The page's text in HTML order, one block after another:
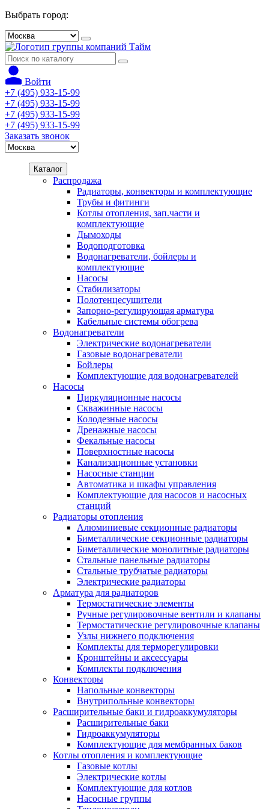
Выбрать город:
Войти
+7 (495) 933-15-99
+7 (495) 933-15-99
+7 (495) 933-15-99
+7 (495) 933-15-99
Заказать звонок
Каталог
Распродажа
Радиаторы, конвекторы и комплектующие
Трубы и фитинги
Котлы отопления, зап.части и
комплектующие
Дымоходы
Водоподготовка
Водонагреватели, бойлеры и
комплектующие
Насосы
Стабилизаторы
Полотенцесушители
Запорно-регулирующая арматура
Кабельные системы обогрева
Водонагреватели
Электрические водонагреватели
Газовые водонагреватели
Бойлеры
Комплектующие для водонагревателей
Насосы
Циркуляционные насосы
Скважинные насосы
Колодезные насосы
Дренажные насосы
Фекальные насосы
Поверхностные насосы
Канализационные установки
Насосные станции
Автоматика и шкафы управления
Комплектующие для насосов и насосных
станций
Радиаторы отопления
Алюминиевые секционные радиаторы
Биметаллические секционные радиаторы
Биметаллические монолитные радиаторы
Стальные панельные радиаторы
Стальные трубчатые радиаторы
Электрические радиаторы
Арматура для радиаторов
Термостатические элементы
Ручные регулировочные вентили и клапаны
Термостатические регулировочные клапаны
Узлы нижнего подключения
Комплекты для терморегулировки
Кронштейны и аксессуары
Комплекты подключения
Конвекторы
Напольные конвекторы
Внутрипольные конвекторы
Расширительные баки и гидроаккумуляторы
Расширительные баки
Гидроаккумуляторы
Комплектующие для мембранных баков
Котлы отопления и комплектующие
Газовые котлы
Электрические котлы
Комплектующие для котлов
Насосные группы